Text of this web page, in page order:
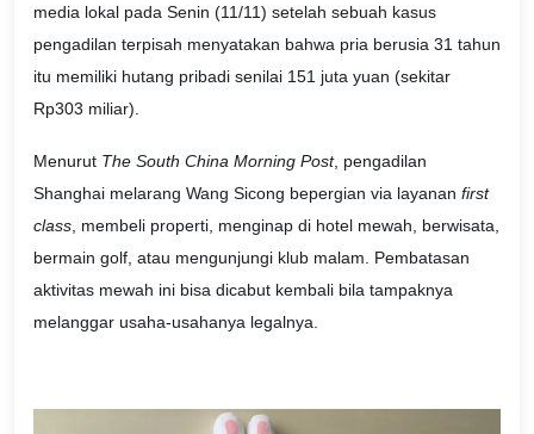
media lokal pada Senin (11/11) setelah sebuah kasus
pengadilan terpisah menyatakan bahwa pria berusia 31 tahun
itu memiliki hutang pribadi senilai 151 juta yuan (sekitar
Rp303 miliar).
Menurut The South China Morning Post, pengadilan
Shanghai melarang Wang Sicong bepergian via layanan first
class, membeli properti, menginap di hotel mewah, berwisata,
bermain golf, atau mengunjungi klub malam. Pembatasan
aktivitas mewah ini bisa dicabut kembali bila tampaknya
melanggar usaha-usahanya legalnya.